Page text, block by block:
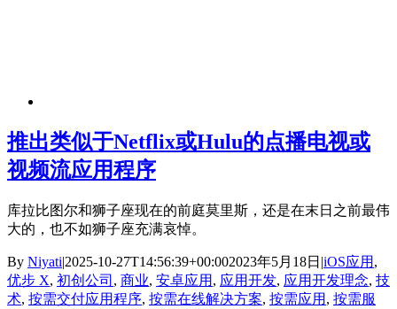
推出类似于Netflix或Hulu的点播电视或
视频流应用程序
库拉比图尔和狮子座现在的前庭莫里斯，还是在末日之前最伟
大的，也不如狮子座充满哀悼。
By Niyati|2025-10-27T14:56:39+00:002023年5月18日 |iOS应用 ,
优步 X, 初创公司 , 商业, 安卓应用 , 应用开发, 应用开发理念, 技
术, 按需交付应用程序, 按需在线解决方案, 按需应用 , 按需服